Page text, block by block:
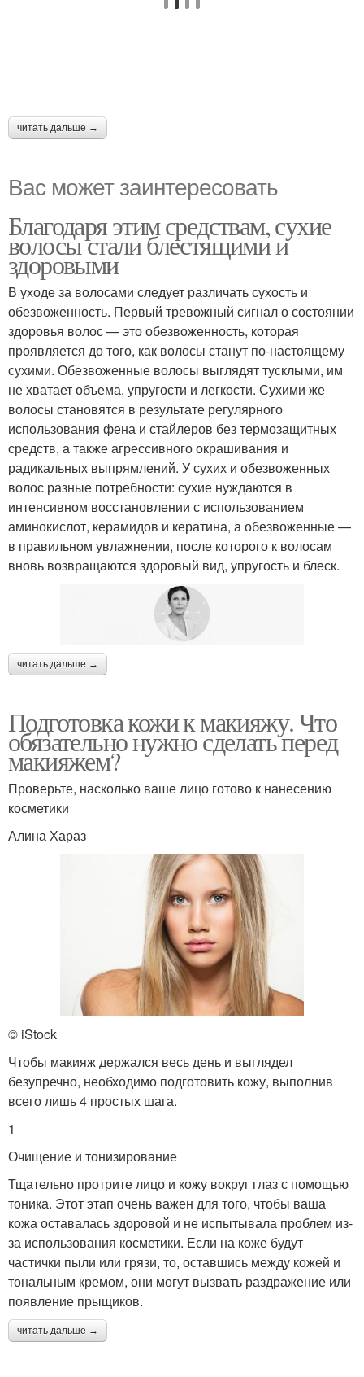
читать дальше →
Вас может заинтересовать
Благодаря этим средствам, сухие
волосы стали блестящими и
здоровыми
В уходе за волосами следует различать сухость и
обезвоженность. Первый тревожный сигнал о состоянии
здоровья волос — это обезвоженность, которая
проявляется до того, как волосы станут по-настоящему
сухими. Обезвоженные волосы выглядят тусклыми, им
не хватает объема, упругости и легкости. Сухими же
волосы становятся в результате регулярного
использования фена и стайлеров без термозащитных
средств, а также агрессивного окрашивания и
радикальных выпрямлений. У сухих и обезвоженных
волос разные потребности: сухие нуждаются в
интенсивном восстановлении с использованием
аминокислот, керамидов и кератина, а обезвоженные —
в правильном увлажнении, после которого к волосам
вновь возвращаются здоровый вид, упругость и блеск.
читать дальше →
Подготовка кожи к макияжу. Что
обязательно нужно сделать перед
макияжем?
Проверьте, насколько ваше лицо готово к нанесению
косметики
Алина Хараз
© iStock
Чтобы макияж держался весь день и выглядел
безупречно, необходимо подготовить кожу, выполнив
всего лишь 4 простых шага.
1
Очищение и тонизирование
Тщательно протрите лицо и кожу вокруг глаз с помощью
тоника. Этот этап очень важен для того, чтобы ваша
кожа оставалась здоровой и не испытывала проблем из-
за использования косметики. Если на коже будут
частички пыли или грязи, то, оставшись между кожей и
тональным кремом, они могут вызвать раздражение или
появление прыщиков.
читать дальше →